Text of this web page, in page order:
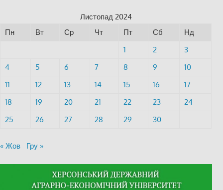
Листопад 2024
Пн
Вт Ср Чт Пт Сб
Нд
1
2
3
4
5 6 7 8 9
10
11
12 13 14 15 16
17
18
19 20 21 22 23
24
25
26 27 28 29 30
« Жов Гру »